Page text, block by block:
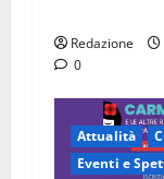
Redazione
0
Attualità
Eventi e